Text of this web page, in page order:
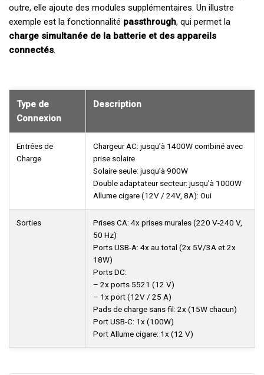
outre, elle ajoute des modules supplémentaires. Un illustre
exemple est la fonctionnalité passthrough, qui permet la
charge simultanée de la batterie et des appareils
connectés.
Type de
Connexion
Description
Entrées de
Charge
Chargeur AC: jusqu’à 1400W combiné avec
prise solaire
Solaire seule: jusqu’à 900W
Double adaptateur secteur: jusqu’à 1000W
Allume cigare (12V / 24V, 8A): Oui
Sorties
Prises CA: 4x prises murales (220 V-240 V,
50 Hz)
Ports USB-A: 4x au total (2x 5V/3A et 2x
18W)
Ports DC:
– 2x ports 5521 (12 V)
– 1x port (12V / 25 A)
Pads de charge sans fil: 2x (15W chacun)
Port USB-C: 1x (100W)
Port Allume cigare: 1x (12 V)